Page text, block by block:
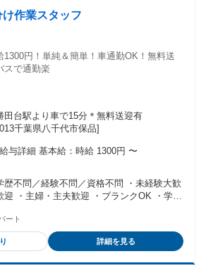
作業スタッフ
1300円！単純＆簡単！車通勤OK！無料送
スで通勤楽
田台駅より車で15分＊無料送迎有
千葉県八千代市保品]
与詳細 基本給：時給 1300円 〜
歴不問／経験不問／資格不問 ・未経験大歓
迎 ・主婦・主夫歓迎 ・ブランクOK ・学生
の方も歓迎 性別不問！男女歓迎！ 工場
業・仕分け作業などの経験がない方もぜ
に覚えて頂ける＆研修があるので、経験が
ート
詳細を見る